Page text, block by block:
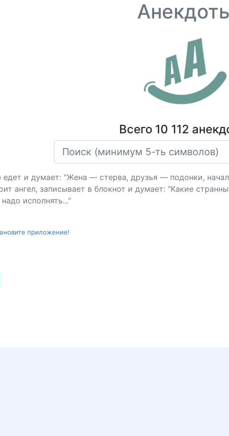
Всего 10 112
и думает: "Жена — стерва, друзья — подонки,
ангел, записывает в блокнот и думает: "Какие
исполнять..."
приложение!